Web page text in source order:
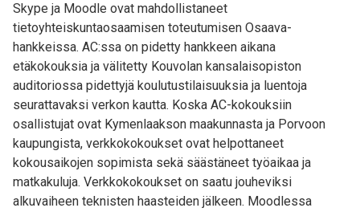
Skype ja Moodle ovat mahdollistaneet
tietoyhteiskuntaosaamisen toteutumisen Osaava-
hankkeissa. AC:ssa on pidetty hankkeen aikana
etäkokouksia ja välitetty Kouvolan kansalaisopiston
auditoriossa pidettyjä koulutustilaisuuksia ja luentoja
seurattavaksi verkon kautta. Koska AC-kokouksiin
osallistujat ovat Kymenlaakson maakunnasta ja Porvoon
kaupungista, verkkokokoukset ovat helpottaneet
kokousaikojen sopimista sekä säästäneet työaikaa ja
matkakuluja. Verkkokokoukset on saatu jouheviksi
alkuvaiheen teknisten haasteiden jälkeen. Moodlessa